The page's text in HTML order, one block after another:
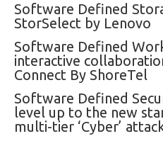
Software Defined
StorSelect by Lenovo
Software Defined
interactive
Connect By ShoreTel
Software Defined
level up to the new
multi-tier ‘Cyber’